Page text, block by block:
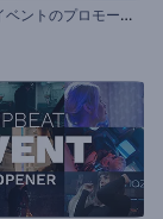
彩
色鮮やかなイベントのプロモーションビデオ